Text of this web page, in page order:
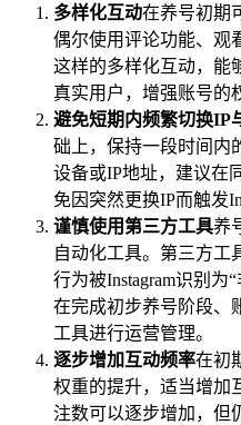
多样化互动在养号初期
偶尔使用评论功能、观
这样的多样化互动，能
真实用户，增强账号的
避免短期内频繁切换IP
础上，保持一段时间内
设备或IP地址，建议在
免因突然更换IP而触发
谨慎使用第三方工具养
自动化工具。第三方工
行为被Instagram识别为
在完成初步养号阶段、
工具进行运营管理。
逐步增加互动频率在初
权重的提升，适当增加
注数可以逐步增加，但